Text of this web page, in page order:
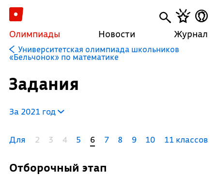
Олимпиады Новости Журнал
Университетская олимпиада школьников
«Бельчонок» по математике
Задания
За 2021 год
Для 2 3 4 5 6 7 8 9 10 11 классов
Отборочный этап